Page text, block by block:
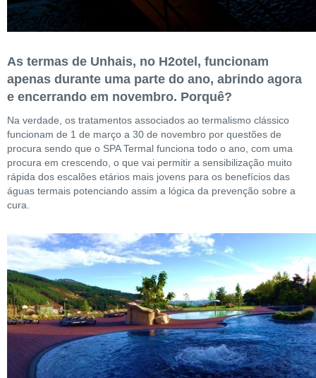
As termas de Unhais, no H2otel, funcionam
apenas durante uma parte do ano, abrindo agora
e encerrando em novembro. Porquê?
Na verdade, os tratamentos associados ao termalismo clássico
funcionam de 1 de março a 30 de novembro por questões de
procura sendo que o SPA Termal funciona todo o ano, com uma
procura em crescendo, o que vai permitir a sensibilização muito
rápida dos escalões etários mais jovens para os benefícios das
águas termais potenciando assim a lógica da prevenção sobre a
cura.